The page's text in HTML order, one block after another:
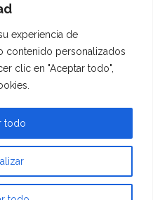
experiencia de
contenido personalizados
clic en "Aceptar todo",
todo
Guía Gastronómica
Morfar.ar